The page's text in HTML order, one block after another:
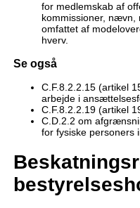
for medlemskab af
kommissioner, nævn,
omfattet af
hverv.
Se også
C.F.8.2.2.15 (artikel
arbejde i
C.F.8.2.2.19 (artikel
C.D.2.2 om
for fysiske personers